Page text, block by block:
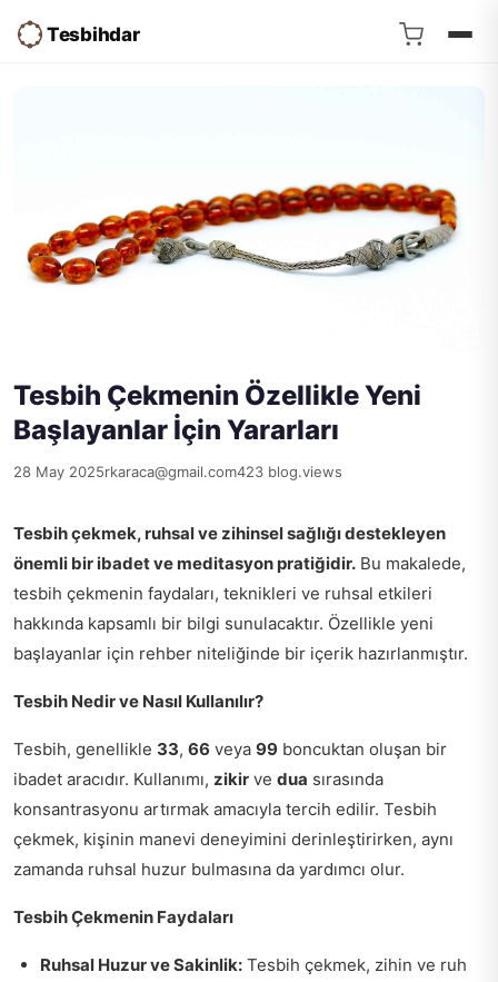
Tesbihdar
Tesbih Çekmenin Özellikle Yeni
Başlayanlar İçin Yararları
28 May 2025rkaraca@gmail.com423 blog.views
Tesbih çekmek, ruhsal ve zihinsel sağlığı destekleyen
önemli bir ibadet ve meditasyon pratiğidir. Bu makalede,
tesbih çekmenin faydaları, teknikleri ve ruhsal etkileri
hakkında kapsamlı bir bilgi sunulacaktır. Özellikle yeni
başlayanlar için rehber niteliğinde bir içerik hazırlanmıştır.
Tesbih Nedir ve Nasıl Kullanılır?
Tesbih, genellikle 33, 66 veya 99 boncuktan oluşan bir
ibadet aracıdır. Kullanımı, zikir ve dua sırasında
konsantrasyonu artırmak amacıyla tercih edilir. Tesbih
çekmek, kişinin manevi deneyimini derinleştirirken, aynı
zamanda ruhsal huzur bulmasına da yardımcı olur.
Tesbih Çekmenin Faydaları
Ruhsal Huzur ve Sakinlik: Tesbih çekmek, zihin ve ruh